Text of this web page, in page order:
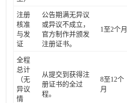
注册
核准
与发
证
公告期满无异议
或异议不成立，
官方制作并颁发
注册证书。
1至2个月
全程
总计
（无
异议
情
从提交到获得注
册证书的全过
程。
8至12个
月